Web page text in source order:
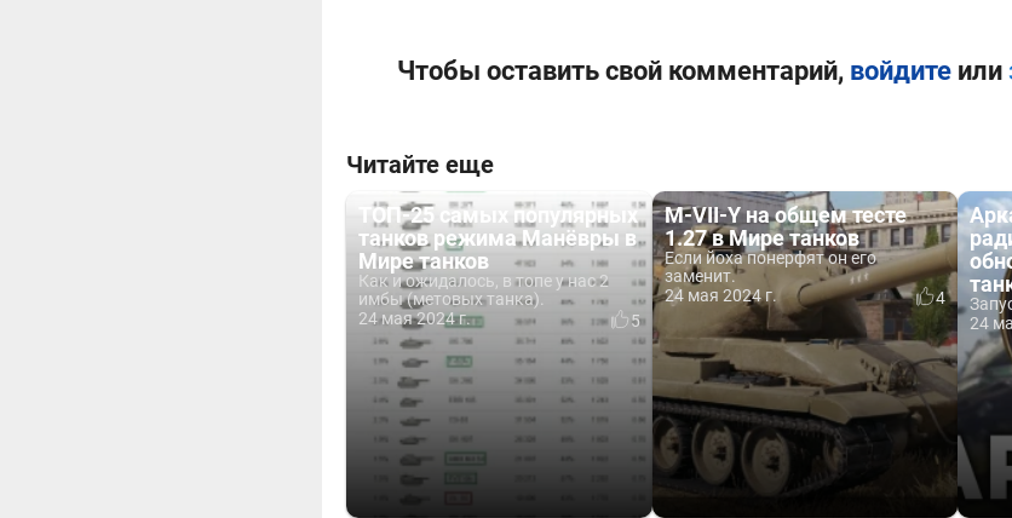
Чтобы оставить свой комментарий, войдитеили
Читайте еще
ТОП-25 самых популярных
танков режима Манёвры в
Мире танков
Как и ожидалось, в топе у нас 2
имбы (метовых танка).
24 мая 2024 г.
5
M-VII-Y на общем тесте
1.27 в Мире танков
Если йоха понерфят он его
заменит.
24 мая 2024 г.
4
24